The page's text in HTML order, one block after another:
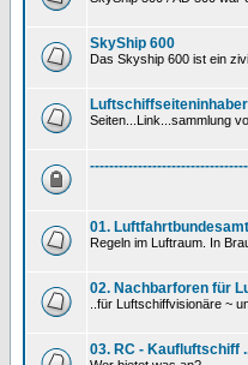
SkyShip 600
Das Skyship 600 ist ein
Luftschiffseiteninhaber
Seiten...Link...sammlung
01. Luftfahrtbundesamt
Regeln im Luftraum. In
02. Nachbarforen für
..für Luftschiffvisionäre ~
03. RC - Kaufluftschiff